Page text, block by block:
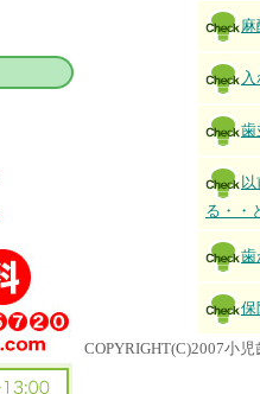
歯
る・・
歯
保
COPYRIGHT(C)2007小